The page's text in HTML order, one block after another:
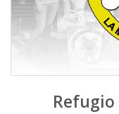
Refugio